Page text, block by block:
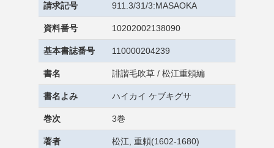
請求記号 911.3/31/3:MASAOKA
資料番号 10202002138090
基本書誌番号 110000204239
書名 誹諧毛吹草 / 松江重頼編
書名よみ ハイカイ ケブキグサ
巻次 3巻
著者 松江, 重頼(1602-1680)